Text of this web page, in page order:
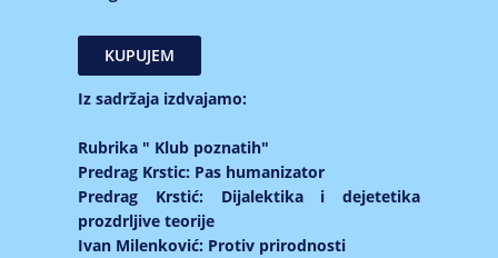
Iz sadržaja izdvajamo:
Rubrika " Klub poznatih"
Predrag Krstic: Pas humanizator
Predrag Krstić: Dijalektika i dejetetika
prozdrljive teorije
Ivan Milenković: Protiv prirodnosti